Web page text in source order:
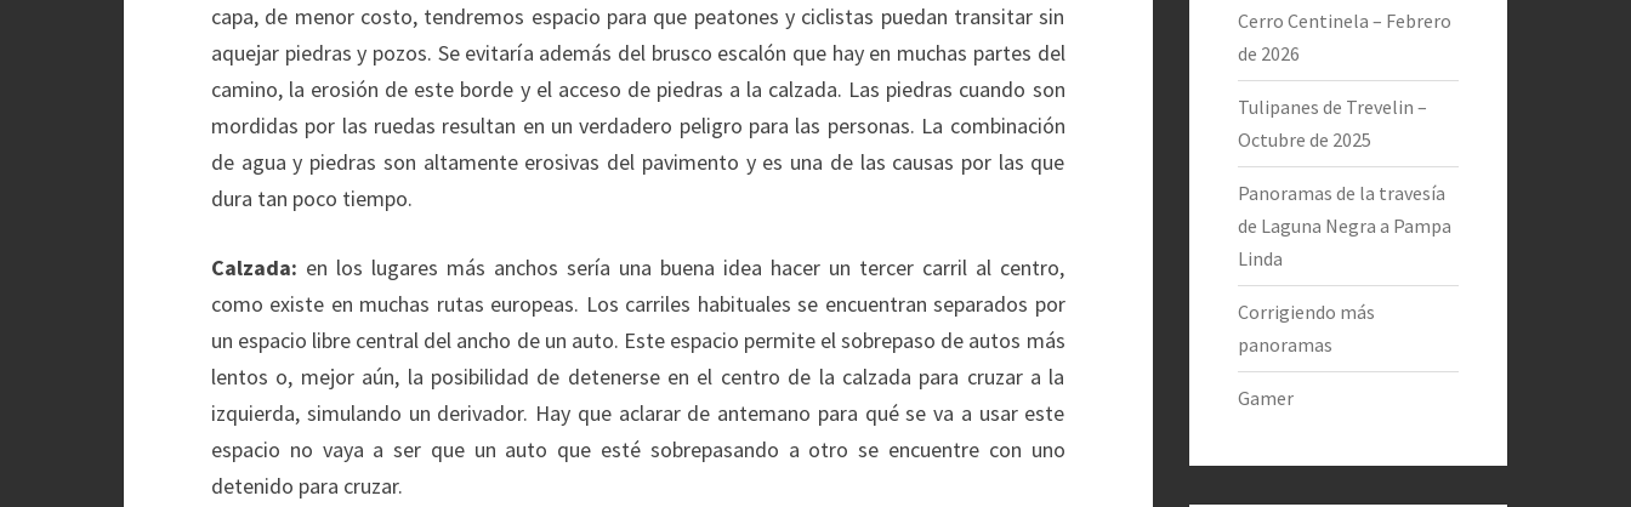
capa, de menor costo, tendremos espacio para que peatones y ciclistas puedan transitar sin
aquejar piedras y pozos. Se evitaría además del brusco escalón que hay en muchas partes del
camino, la erosión de este borde y el acceso de piedras a la calzada. Las piedras cuando son
mordidas por las ruedas resultan en un verdadero peligro para las personas. La combinación
de agua y piedras son altamente erosivas del pavimento y es una de las causas por las que
dura tan poco tiempo.
Calzada: en los lugares más anchos sería una buena idea hacer un tercer carril al centro,
como existe en muchas rutas europeas. Los carriles habituales se encuentran separados por
un espacio libre central del ancho de un auto. Este espacio permite el sobrepaso de autos más
lentos o, mejor aún, la posibilidad de detenerse en el centro de la calzada para cruzar a la
izquierda, simulando un derivador. Hay que aclarar de antemano para qué se va a usar este
espacio no vaya a ser que un auto que esté sobrepasando a otro se encuentre con uno
detenido para cruzar.
Cerro Centinela – Febrero
de 2026
Tulipanes de Trevelin –
Octubre de 2025
Panoramas de la travesía
de Laguna Negra a Pampa
Linda
Corrigiendo más
panoramas
Gamer